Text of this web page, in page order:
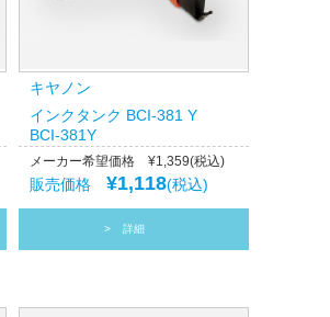
キヤノン
インクタンク BCI-381 Y
BCI-381Y
メーカー希望価格 ¥1,359(税込)
販売価格 ¥1,118(税込)
詳細